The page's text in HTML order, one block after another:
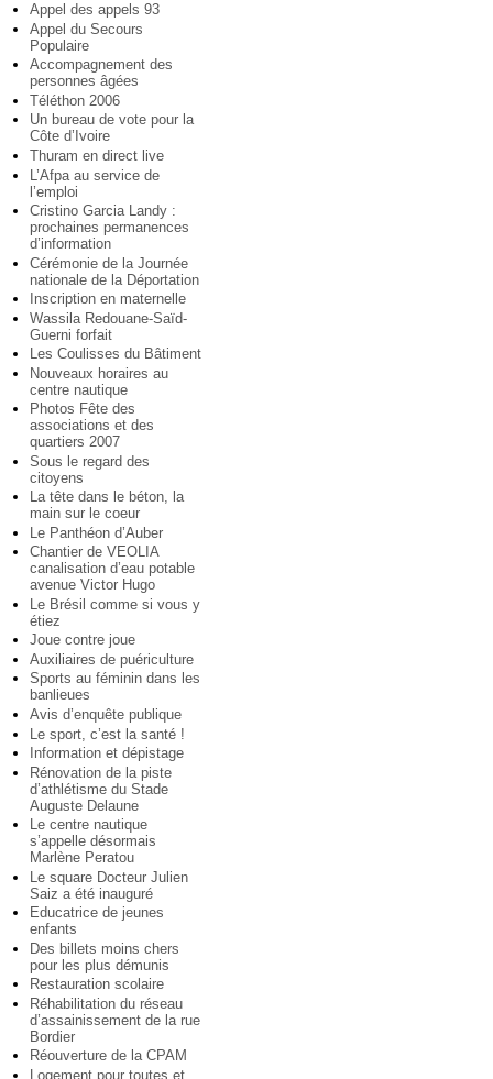
Appel des appels 93
Appel du Secours
Populaire
Accompagnement des
personnes âgées
Téléthon 2006
Un bureau de vote pour la
Côte d’Ivoire
Thuram en direct live
L’Afpa au service de
l’emploi
Cristino Garcia Landy :
prochaines permanences
d’information
Cérémonie de la Journée
nationale de la Déportation
Inscription en maternelle
Wassila Redouane-Saïd-
Guerni forfait
Les Coulisses du Bâtiment
Nouveaux horaires au
centre nautique
Photos Fête des
associations et des
quartiers 2007
Sous le regard des
citoyens
La tête dans le béton, la
main sur le coeur
Le Panthéon d’Auber
Chantier de VEOLIA
canalisation d’eau potable
avenue Victor Hugo
Le Brésil comme si vous y
étiez
Joue contre joue
Auxiliaires de puériculture
Sports au féminin dans les
banlieues
Avis d’enquête publique
Le sport, c’est la santé !
Information et dépistage
Rénovation de la piste
d’athlétisme du Stade
Auguste Delaune
Le centre nautique
s’appelle désormais
Marlène Peratou
Le square Docteur Julien
Saiz a été inauguré
Educatrice de jeunes
enfants
Des billets moins chers
pour les plus démunis
Restauration scolaire
Réhabilitation du réseau
d’assainissement de la rue
Bordier
Réouverture de la CPAM
Logement pour toutes et